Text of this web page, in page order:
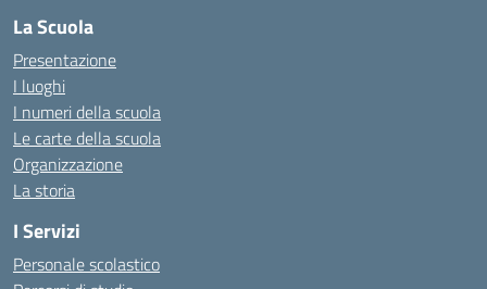
La Scuola
Presentazione
I luoghi
I numeri della scuola
Le carte della scuola
Organizzazione
La storia
I Servizi
Personale scolastico